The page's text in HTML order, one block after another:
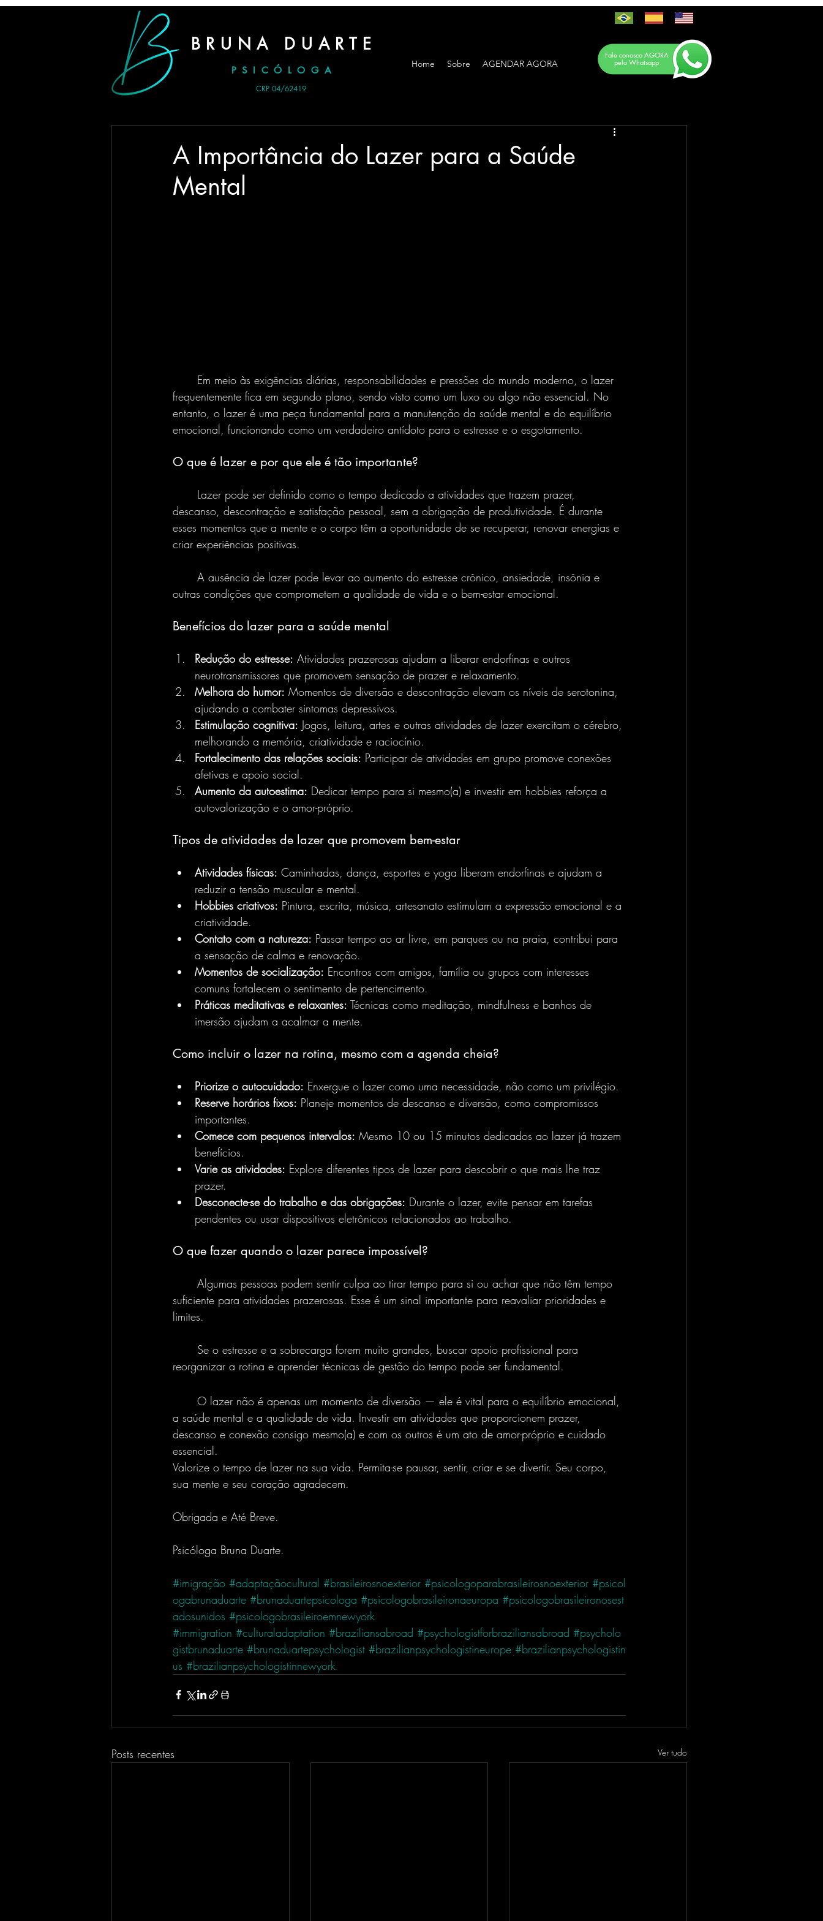
BRUNA DUARTE
PSICÓLOGA
Home Sobre AGENDAR AGORA
Fale conosco AGORA
pelo Whatsapp
CRP 04/62419
A Importância do Lazer para a Saúde
Mental
frequentemente fica em segundo plano, sendo visto como um luxo ou algo não essencial. No
entanto, o lazer é uma peça fundamental para a manutenção da saúde mental e do equilíbrio
emocional, funcionando como um verdadeiro antídoto para o estresse e o esgotamento.
O que é lazer e por que ele é tão importante?
descanso, descontração e satisfação pessoal, sem a obrigação de produtividade. É durante
esses momentos que a mente e o corpo têm a oportunidade de se recuperar, renovar energias e
criar experiências positivas.
outras condições que comprometem a qualidade de vida e o bem-estar emocional.
Benefícios do lazer para a saúde mental
Redução do estresse: Atividades prazerosas ajudam a liberar endorfinas e outros
neurotransmissores que promovem sensação de prazer e relaxamento.
Melhora do humor: Momentos de diversão e descontração elevam os níveis de serotonina,
ajudando a combater sintomas depressivos.
Estimulação cognitiva: Jogos, leitura, artes e outras atividades de lazer exercitam o cérebro,
melhorando a memória, criatividade e raciocínio.
Fortalecimento das relações sociais: Participar de atividades em grupo promove conexões
afetivas e apoio social.
Aumento da autoestima: Dedicar tempo para si mesmo(a) e investir em hobbies reforça a
autovalorização e o amor-próprio.
Tipos de atividades de lazer que promovem bem-estar
Atividades físicas: Caminhadas, dança, esportes e yoga liberam endorfinas e ajudam a
reduzir a tensão muscular e mental.
Hobbies criativos: Pintura, escrita, música, artesanato estimulam a expressão emocional e a
criatividade.
Contato com a natureza: Passar tempo ao ar livre, em parques ou na praia, contribui para
a sensação de calma e renovação.
Momentos de socialização: Encontros com amigos, família ou grupos com interesses
comuns fortalecem o sentimento de pertencimento.
Práticas meditativas e relaxantes: Técnicas como meditação, mindfulness e banhos de
imersão ajudam a acalmar a mente.
Como incluir o lazer na rotina, mesmo com a agenda cheia?
Priorize o autocuidado: Enxergue o lazer como uma necessidade, não como um privilégio.
Reserve horários fixos: Planeje momentos de descanso e diversão, como compromissos
importantes.
Comece com pequenos intervalos: Mesmo 10 ou 15 minutos dedicados ao lazer já trazem
benefícios.
Varie as atividades: Explore diferentes tipos de lazer para descobrir o que mais lhe traz
prazer.
Desconecte-se do trabalho e das obrigações: Durante o lazer, evite pensar em tarefas
pendentes ou usar dispositivos eletrônicos relacionados ao trabalho.
O que fazer quando o lazer parece impossível?
suficiente para atividades prazerosas. Esse é um sinal importante para reavaliar prioridades e
limites.
reorganizar a rotina e aprender técnicas de gestão do tempo pode ser fundamental.
a saúde mental e a qualidade de vida. Investir em atividades que proporcionem prazer,
descanso e conexão consigo mesmo(a) e com os outros é um ato de amor-próprio e cuidado
essencial.
Valorize o tempo de lazer na sua vida. Permita-se pausar, sentir, criar e se divertir. Seu corpo,
Obrigada e Até Breve.
Psicóloga Bruna Duarte.
#imigração #adaptaçãocultural #brasileirosnoexterior #psicologoparabrasileirosnoexterior #psicol
ogabrunaduarte #brunaduartepsicologa #psicologobrasileironaeuropa #psicologobrasileironosest
adosunidos #psicologobrasileiroemnewyork
#immigration #culturaladaptation #braziliansabroad #psychologistforbraziliansabroad #psycholo
gistbrunaduarte #brunaduartepsychologist #brazilianpsychologistineurope #brazilianpsychologistin
us #brazilianpsychologistinnewyork
Posts recentes Ver tudo